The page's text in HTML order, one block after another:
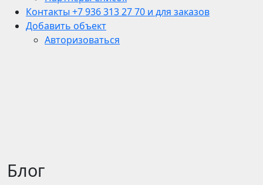
Контакты +7 936 313 27 70 и для заказов
Добавить объект
Авторизоваться
Блог